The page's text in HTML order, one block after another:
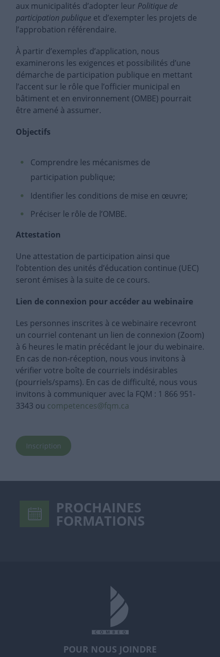
aux municipalités d’adopter leur Politique de
participation publique et d’exempter les projets de
l’approbation référendaire.
À partir d’exemples d’application, nous
examinerons les exigences et possibilités d’une
démarche de participation publique en mettant
l’accent sur le rôle que l’officier municipal en
bâtiment et en environnement (OMBE) pourrait
être amené à assumer.
Objectifs
Comprendre les mécanismes de
participation publique;
Identifier les conditions de mise en œuvre;
Préciser le rôle de l’OMBE.
Attestation
Une attestation de participation ainsi que
l’obtention des unités d’éducation continue (UEC)
seront émises à la suite de ce cours.
Lien de connexion pour accéder au webinaire
Les personnes inscrites à ce webinaire recevront
un courriel contenant un lien de connexion (Zoom)
à 6 heures le matin précédant le jour du webinaire.
En cas de non-réception, nous vous invitons à
vérifier votre boîte de courriels indésirables
(pourriels/spams). En cas de difficulté, nous vous
invitons à communiquer avec la FQM : 1 866 951-
3343 ou competences@fqm.ca
Inscription
PROCHAINES
FORMATIONS
POUR NOUS JOINDRE